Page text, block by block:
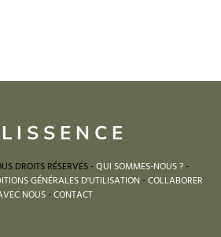
DROITS RÉSERVÉS -QUI SOMMES-NOUS ?-
GÉNÉRALES D'UTILISATION-COLLABORER
NOUS-CONTACT